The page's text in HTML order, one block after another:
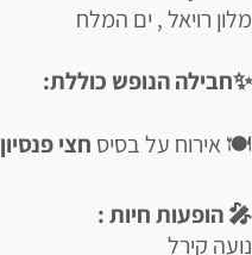
מלון רויאל , ים המלח
✨חבילה הנופש כוללת:
🍽️ אירוח על בסיס חצי פנסיון
🎤 הופעות חיות :
נועה קירל